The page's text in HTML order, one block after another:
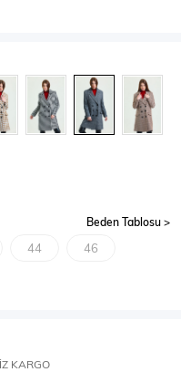
Crop & Büstiyer
Beden Tablosu
44 46
KARGO